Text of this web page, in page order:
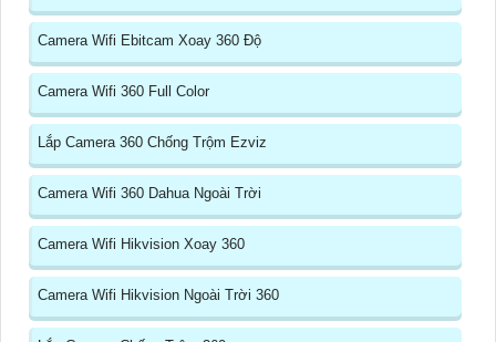
Camera Wifi Ebitcam Xoay 360 Độ
Camera Wifi 360 Full Color
Lắp Camera 360 Chống Trộm Ezviz
Camera Wifi 360 Dahua Ngoài Trời
Camera Wifi Hikvision Xoay 360
Camera Wifi Hikvision Ngoài Trời 360